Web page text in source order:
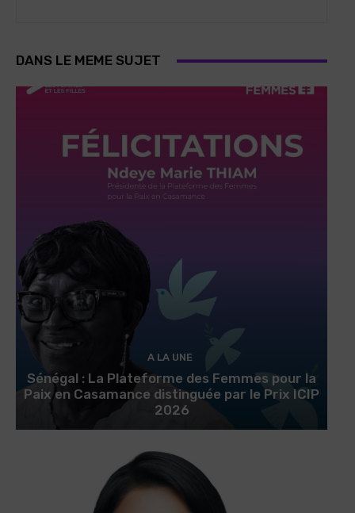
DANS LE MEME SUJET
A LA UNE
Sénégal : La Plateforme des Femmes pour la
Paix en Casamance distinguée par le Prix ICIP
2026